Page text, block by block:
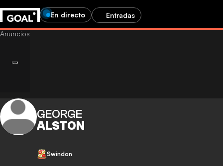
En directo Entradas
GEORGE
ALSTON
Swindon